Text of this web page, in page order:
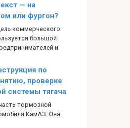
— на
или фургон?
коммерческого
большой
и
по
проверке
системы тягача
тормозной
КамАЗ. Она